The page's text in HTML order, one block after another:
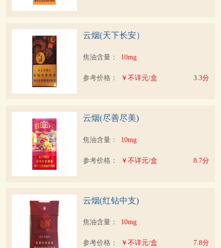
云烟(天下长安）
焦油含量： 10mg
参考价格： ￥不详元/盒 3.3分
云烟(尽善尽美)
焦油含量： 10mg
参考价格： ￥不详元/盒 8.7分
云烟(红钻中支)
焦油含量： 10mg
参考价格： ￥不详元/盒 7.8分